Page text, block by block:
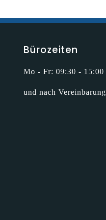
Bürozeiten
Mo - Fr: 09:30 - 15:00
und nach Vereinbarung